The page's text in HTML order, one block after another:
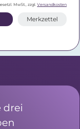
MwSt., zzgl. Versandkosten
Merkzettel
drei